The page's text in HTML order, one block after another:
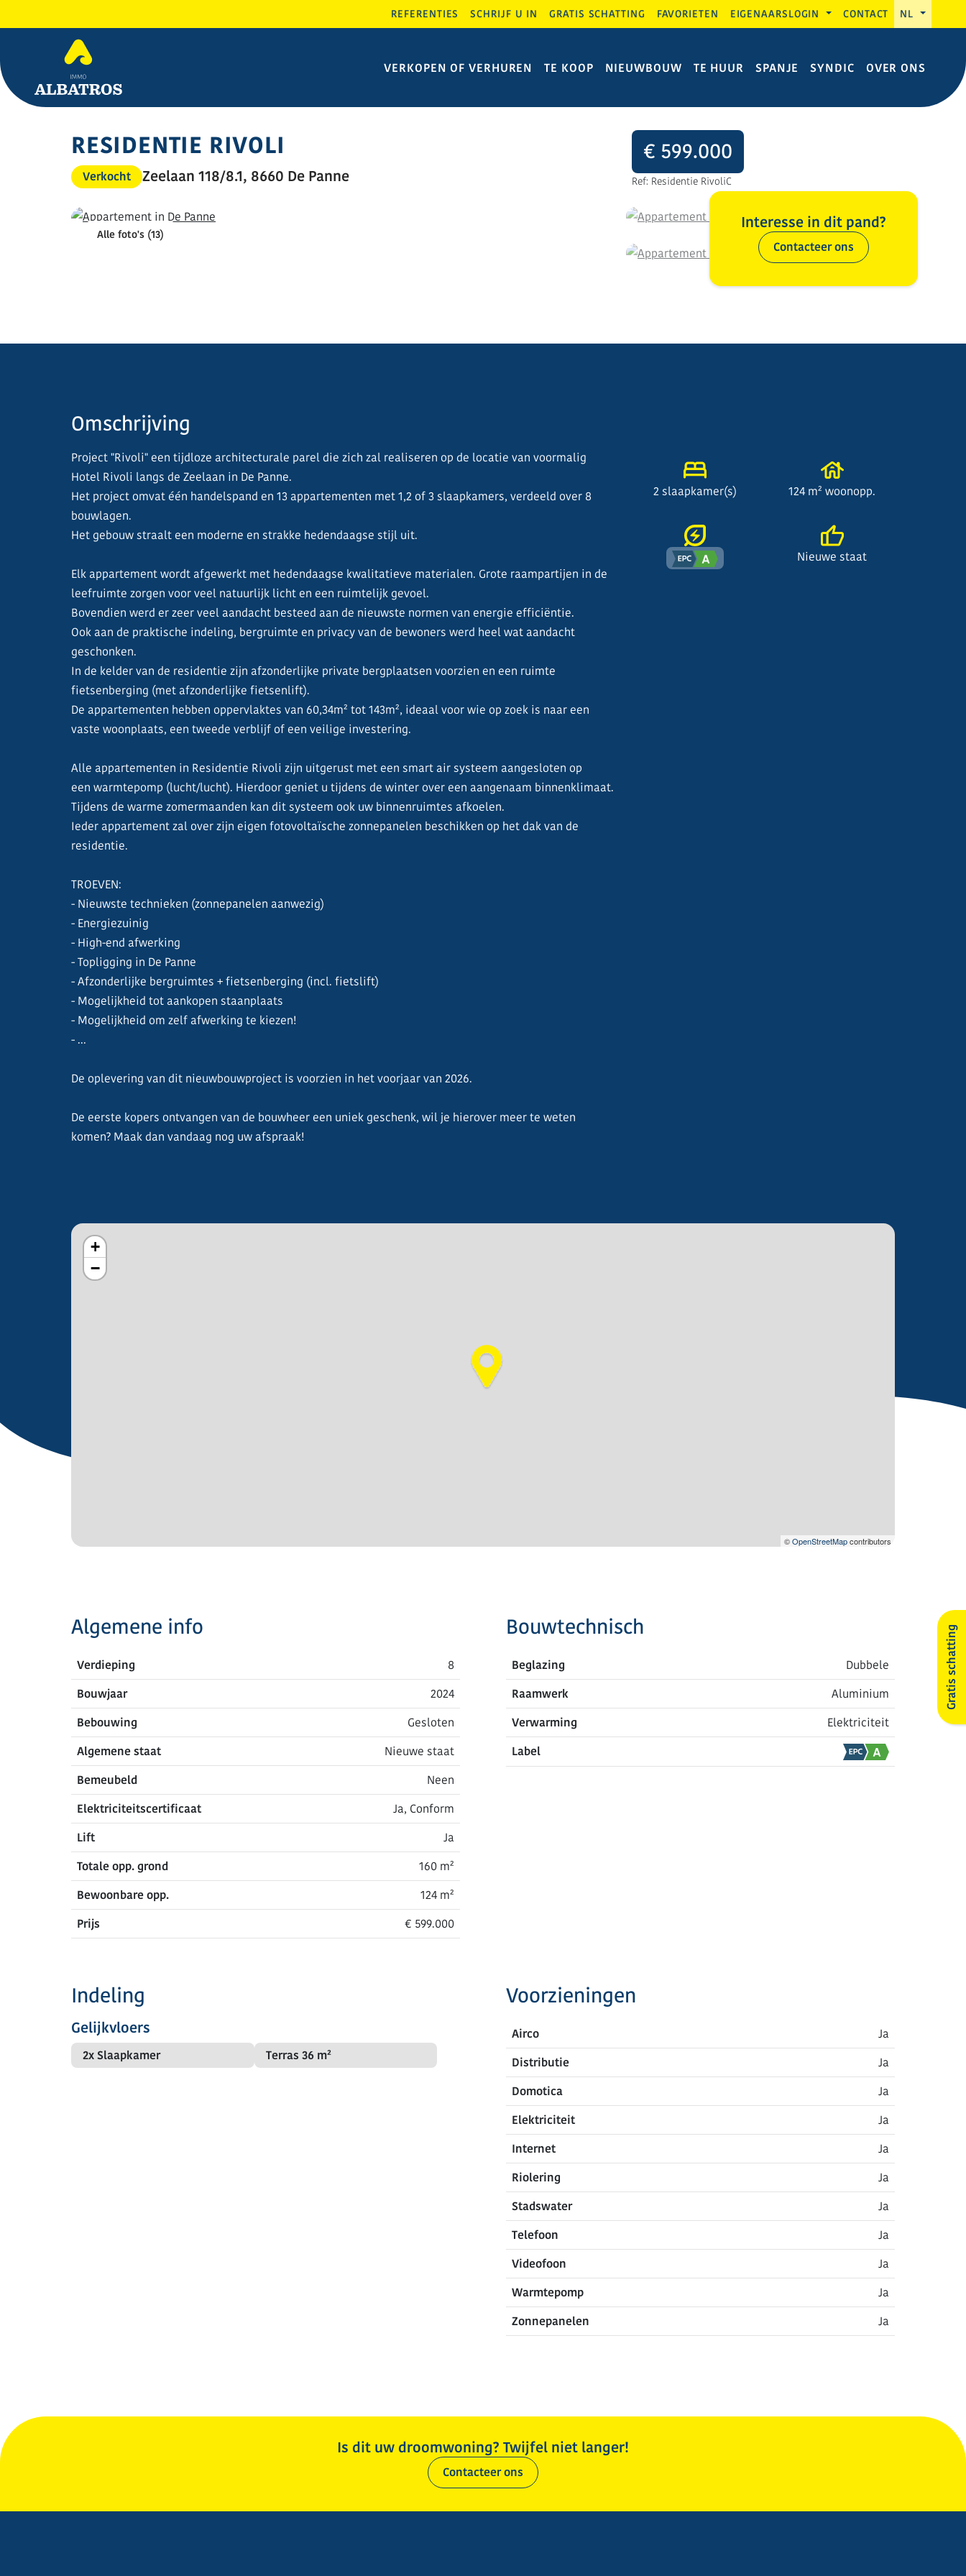
REFERENTIES SCHRIJF U IN GRATIS SCHATTING FAVORIETEN EIGENAARSLOGIN CONTACT NL
VERKOPEN OF VERHUREN TE KOOP NIEUWBOUW TE HUUR SPANJE SYNDIC OVER ONS
RESIDENTIE RIVOLI
Verkocht Zeelaan 118/8.1, 8660 De Panne
€ 599.000
Ref: Residentie RivoliC
Alle foto's (13)
Interesse in dit pand?
Contacteer ons
Omschrijving
Project "Rivoli" een tijdloze architecturale parel die zich zal realiseren op de locatie van voormalig
Hotel Rivoli langs de Zeelaan in De Panne.
Het project omvat één handelspand en 13 appartementen met 1,2 of 3 slaapkamers, verdeeld over 8
bouwlagen.
Het gebouw straalt een moderne en strakke hedendaagse stijl uit.
Elk appartement wordt afgewerkt met hedendaagse kwalitatieve materialen. Grote raampartijen in de
leefruimte zorgen voor veel natuurlijk licht en een ruimtelijk gevoel.
Bovendien werd er zeer veel aandacht besteed aan de nieuwste normen van energie efficiëntie.
Ook aan de praktische indeling, bergruimte en privacy van de bewoners werd heel wat aandacht
geschonken.
In de kelder van de residentie zijn afzonderlijke private bergplaatsen voorzien en een ruimte
fietsenberging (met afzonderlijke fietsenlift).
De appartementen hebben oppervlaktes van 60,34m² tot 143m², ideaal voor wie op zoek is naar een
vaste woonplaats, een tweede verblijf of een veilige investering.
Alle appartementen in Residentie Rivoli zijn uitgerust met een smart air systeem aangesloten op
een warmtepomp (lucht/lucht). Hierdoor geniet u tijdens de winter over een aangenaam binnenklimaat.
Tijdens de warme zomermaanden kan dit systeem ook uw binnenruimtes afkoelen.
Ieder appartement zal over zijn eigen fotovoltaïsche zonnepanelen beschikken op het dak van de
residentie.
TROEVEN:
- Nieuwste technieken (zonnepanelen aanwezig)
- Energiezuinig
- High-end afwerking
- Topligging in De Panne
- Afzonderlijke bergruimtes + fietsenberging (incl. fietslift)
- Mogelijkheid tot aankopen staanplaats
- Mogelijkheid om zelf afwerking te kiezen!
- ...
De oplevering van dit nieuwbouwproject is voorzien in het voorjaar van 2026.
De eerste kopers ontvangen van de bouwheer een uniek geschenk, wil je hierover meer te weten
komen? Maak dan vandaag nog uw afspraak!
2 slaapkamer(s) 124 m² woonopp.
Nieuwe staat
+
−
©OpenStreetMapcontributors
Algemene info
Verdieping
8
Bouwjaar
2024
Bebouwing
Gesloten
Algemene staat
Nieuwe staat
Bemeubeld
Neen
Elektriciteitscertificaat
Ja, Conform
Lift
Ja
Totale opp. grond
160 m²
Bewoonbare opp.
124 m²
Prijs
€ 599.000
Bouwtechnisch
Beglazing
Dubbele
Raamwerk
Aluminium
Verwarming
Elektriciteit
Label
Indeling
Gelijkvloers
2x Slaapkamer Terras 36 m²
Voorzieningen
Airco
Ja
Distributie
Ja
Domotica
Ja
Elektriciteit
Ja
Internet
Ja
Riolering
Ja
Stadswater
Ja
Telefoon
Ja
Videofoon
Ja
Warmtepomp
Ja
Zonnepanelen
Ja
Is dit uw droomwoning? Twijfel niet langer!
Contacteer ons
Gratis schatting